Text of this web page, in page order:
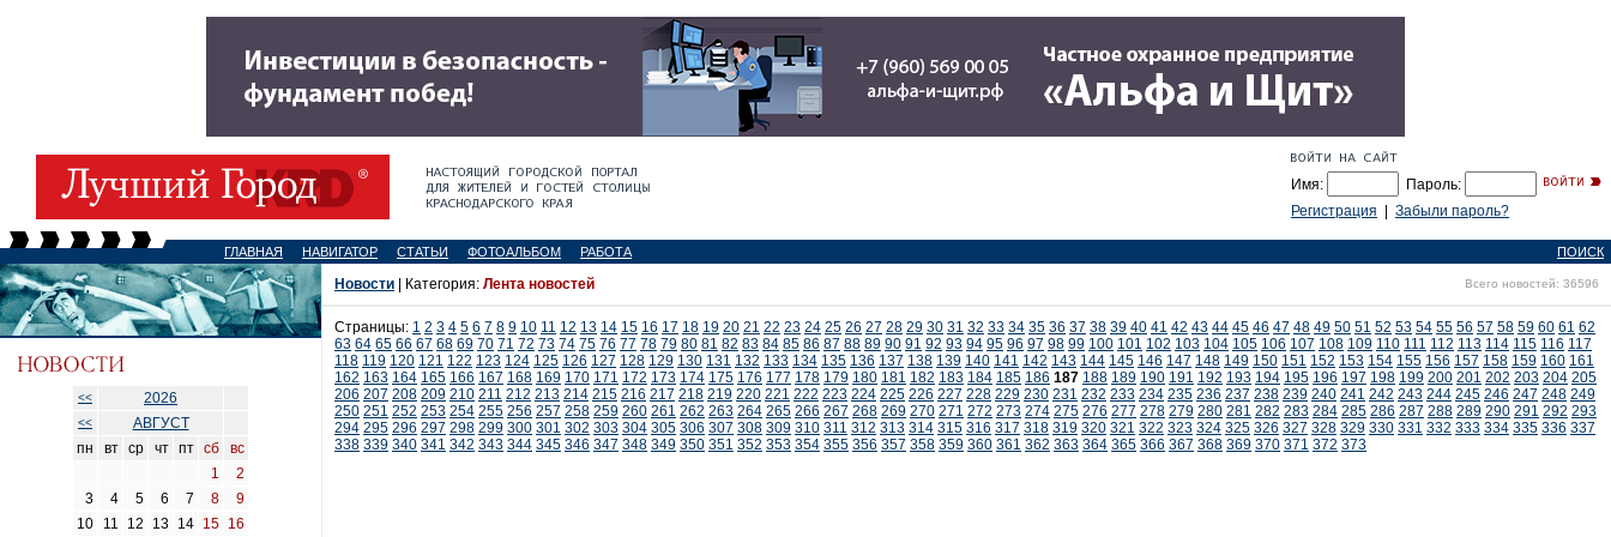
Имя:
Пароль:
Регистрация
Забыли пароль?
ГЛАВНАЯ НАВИГАТОР СТАТЬИ ФОТОАЛЬБОМ РАБОТА ПОИСК
<< 2026
<<
АВГУСТ
пн
вт ср чт пт сб
вс
1
2
3
4 5 6 7 8
9
10
11 12 13 14 15 16
Новости | Категория: Лента новостей Всего новостей: 36596
Страницы: 1 2 3 4 5 6 7 8 9 10 11 12 13 14 15 16 17 18 19 20 21 22 23 24 25 26 27 28 29 30 31 32 33 34 35 36 37 38 39 40 41 42 43 44 45 46 47 48 49 50 51 52 53 54 55 56 57 58 59 60 61 62
63 64 65 66 67 68 69 70 71 72 73 74 75 76 77 78 79 80 81 82 83 84 85 86 87 88 89 90 91 92 93 94 95 96 97 98 99 100 101 102 103 104 105 106 107 108 109 110 111 112 113 114 115 116 117
118 119 120 121 122 123 124 125 126 127 128 129 130 131 132 133 134 135 136 137 138 139 140 141 142 143 144 145 146 147 148 149 150 151 152 153 154 155 156 157 158 159 160 161
162 163 164 165 166 167 168 169 170 171 172 173 174 175 176 177 178 179 180 181 182 183 184 185 186 187 188 189 190 191 192 193 194 195 196 197 198 199 200 201 202 203 204 205
206 207 208 209 210 211 212 213 214 215 216 217 218 219 220 221 222 223 224 225 226 227 228 229 230 231 232 233 234 235 236 237 238 239 240 241 242 243 244 245 246 247 248 249
250 251 252 253 254 255 256 257 258 259 260 261 262 263 264 265 266 267 268 269 270 271 272 273 274 275 276 277 278 279 280 281 282 283 284 285 286 287 288 289 290 291 292 293
294 295 296 297 298 299 300 301 302 303 304 305 306 307 308 309 310 311 312 313 314 315 316 317 318 319 320 321 322 323 324 325 326 327 328 329 330 331 332 333 334 335 336 337
338 339 340 341 342 343 344 345 346 347 348 349 350 351 352 353 354 355 356 357 358 359 360 361 362 363 364 365 366 367 368 369 370 371 372 373